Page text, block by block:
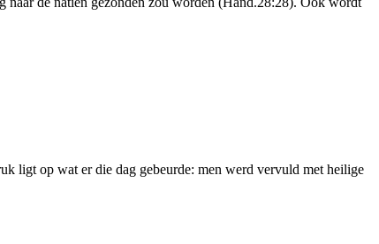
ligt op wat er die dag gebeurde: men werd vervuld met heilige